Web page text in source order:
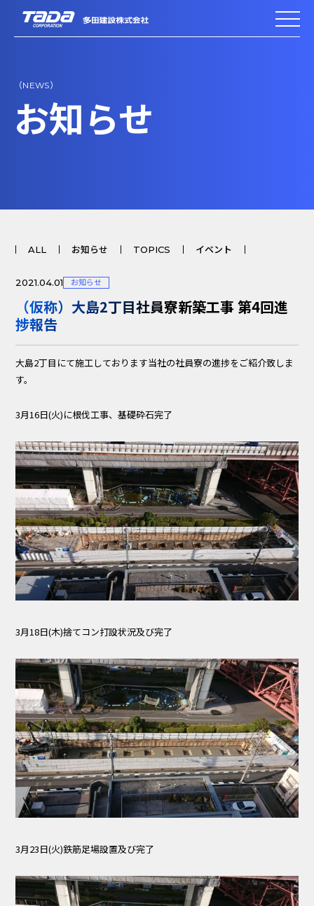
（NEWS）
お知らせ
ALL お知らせ TOPICS イベント
2021.04.01 お知らせ
（仮称）大島2丁目社員寮新築工事 第4回進
捗報告
大島2丁目にて施工しております当社の社員寮の進捗をご紹介致しま
す。
3月16日(火)に根伐工事、基礎砕石完了
3月18日(木)捨てコン打設状況及び完了
3月23日(火)鉄筋足場設置及び完了